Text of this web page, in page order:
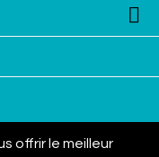

Group SPRL - Rue
offrir le meilleur